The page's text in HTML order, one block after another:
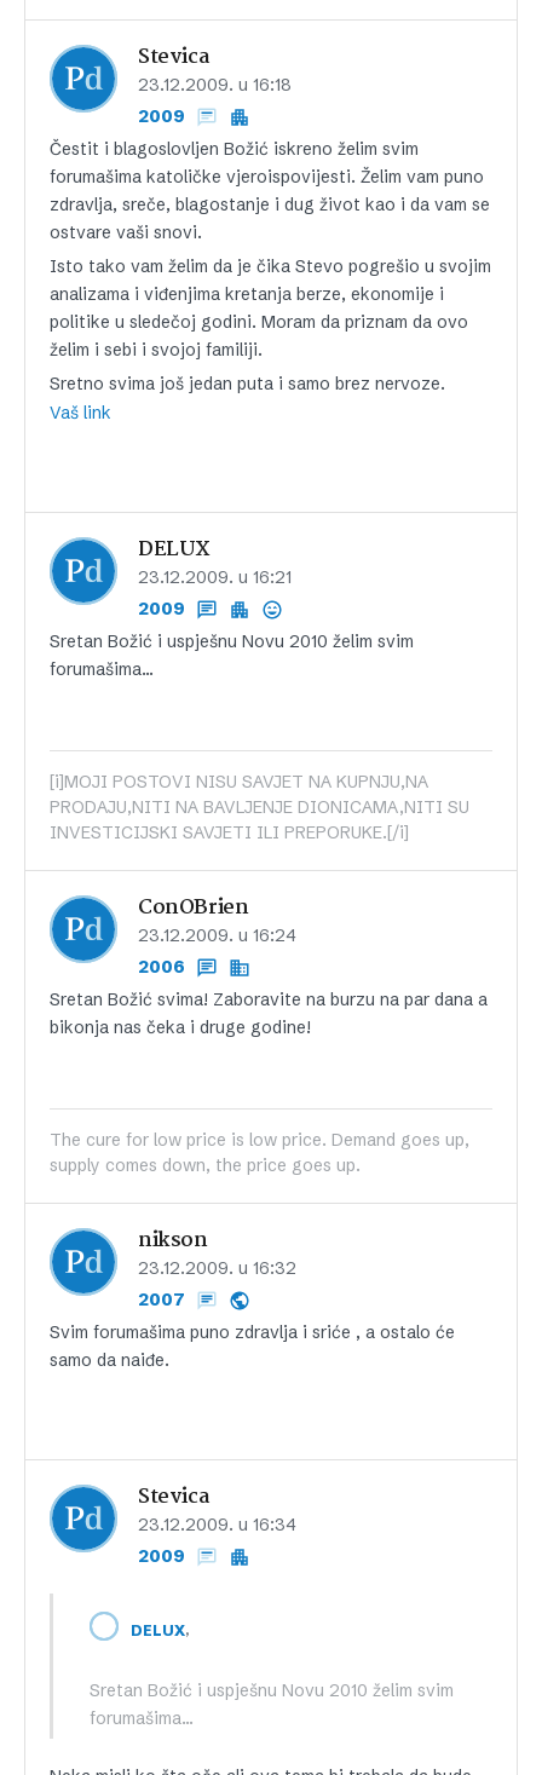
Stevica
23.12.2009. u 16:18
2009
Čestit i blagoslovljen Božić iskreno želim svim
forumašima katoličke vjeroispovijesti. Želim vam puno
zdravlja, sreče, blagostanje i dug život kao i da vam se
ostvare vaši snovi.
Isto tako vam želim da je čika Stevo pogrešio u svojim
analizama i viđenjima kretanja berze, ekonomije i
politike u sledečoj godini. Moram da priznam da ovo
želim i sebi i svojoj familiji.
Sretno svima još jedan puta i samo brez nervoze.
Vaš link
DELUX
23.12.2009. u 16:21
2009
Sretan Božić i uspješnu Novu 2010 želim svim
forumašima…
[i]MOJI POSTOVI NISU SAVJET NA KUPNJU,NA
PRODAJU,NITI NA BAVLJENJE DIONICAMA,NITI SU
INVESTICIJSKI SAVJETI ILI PREPORUKE.[/i]
ConOBrien
23.12.2009. u 16:24
2006
Sretan Božić svima! Zaboravite na burzu na par dana a
bikonja nas čeka i druge godine!
The cure for low price is low price. Demand goes up,
supply comes down, the price goes up.
nikson
23.12.2009. u 16:32
2007
Svim forumašima puno zdravlja i sriće , a ostalo će
samo da naiđe.
Stevica
23.12.2009. u 16:34
2009
DELUX,
Sretan Božić i uspješnu Novu 2010 želim svim
forumašima…